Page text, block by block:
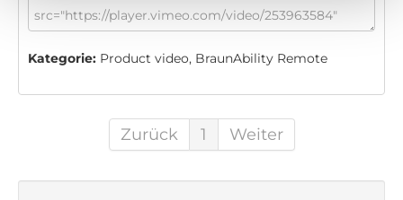
Kategorie: Product video, BraunAbility Remote
Zurück 1 Weiter